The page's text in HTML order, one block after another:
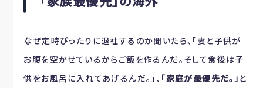
なぜ定時ぴったりに退社するのか聞いたら、「妻と子供が
お腹を空かせているからご飯を作るんだ。そして食後は子
供をお風呂に入れてあげるんだ。」、 「家庭が最優先だ。」 と